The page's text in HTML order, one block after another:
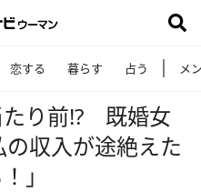
恋する 暮らす 占う メ
たり前!? 既婚女
収入が途絶えた
」